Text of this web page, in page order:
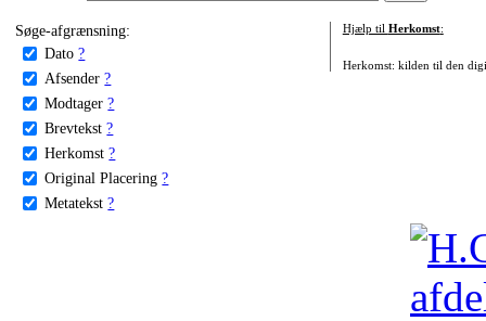
Søge-afgrænsning:
Dato ?
Afsender ?
Modtager ?
Brevtekst ?
Herkomst ?
Original Placering ?
Metatekst ?
Hjælp til Herkomst:
Herkomst: kilden til den